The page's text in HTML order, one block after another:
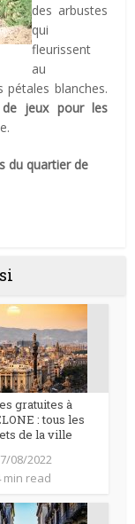
des arbustes
qui
fleurissent
au
blanches.
jeux pour les
du quartier de
gratuites à
: tous les
de la ville
08/2022
min read